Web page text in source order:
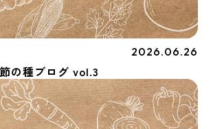
2026.06.26
の種ブログ vol.3